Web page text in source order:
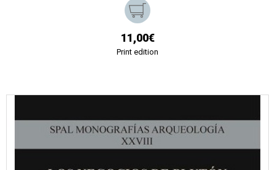
11,00€
Print edition